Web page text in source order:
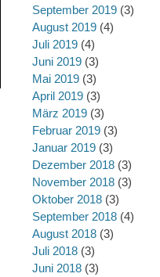
September 2019 (3)
August 2019 (4)
Juli 2019 (4)
Juni 2019 (3)
Mai 2019 (3)
April 2019 (3)
März 2019 (3)
Februar 2019 (3)
Januar 2019 (3)
Dezember 2018 (3)
November 2018 (3)
Oktober 2018 (3)
September 2018 (4)
August 2018 (3)
Juli 2018 (3)
Juni 2018 (3)